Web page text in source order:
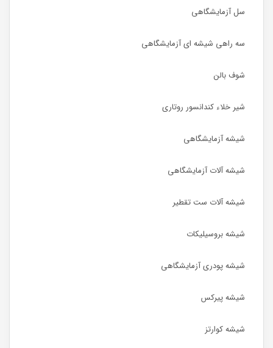
سل آزمایشگاهی
سه راهی شیشه ای آزمایشگاهی
شوف بالن
شیر خلاء کندانسور روتاری
شیشه آزمایشگاهی
شیشه آلات آزمایشگاهی
شیشه آلات ست تقطیر
شیشه بروسیلیکات
شیشه پودری آزمایشگاهی
شیشه پیرکس
شیشه کوارتز